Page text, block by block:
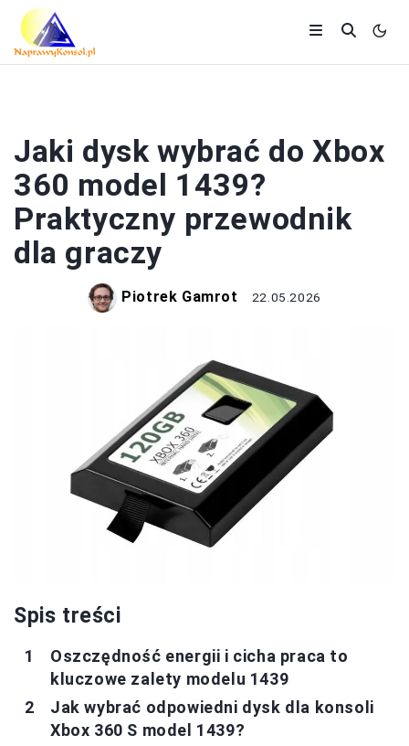
Jaki dysk wybrać do Xbox
360 model 1439?
Praktyczny przewodnik
dla graczy
Piotrek Gamrot 22.05.2026
Spis treści
Oszczędność energii i cicha praca to
kluczowe zalety modelu 1439
Jak wybrać odpowiedni dysk dla konsoli
Xbox 360 S model 1439?